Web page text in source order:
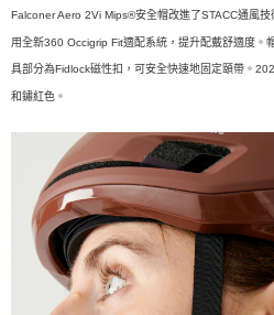
Falconer Aero 2Vi Mips®安全帽改進了STACC通風
用全新360 Occigrip Fit適配系統，提升配戴舒適度。
具部分為Fidlock磁性扣，可安全快速地固定頤帶。
和鏽紅色。